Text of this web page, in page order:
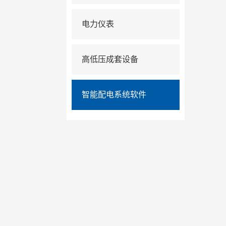
电力仪表
高低压成套设备
智能配电系统软件